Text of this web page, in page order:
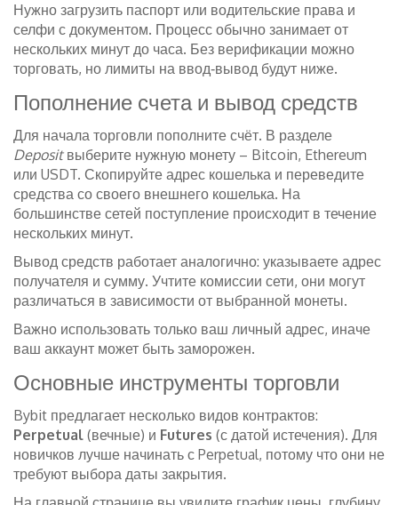
Нужно загрузить паспорт или водительские права и
селфи с документом. Процесс обычно занимает от
нескольких минут до часа. Без верификации можно
торговать, но лимиты на ввод‑вывод будут ниже.
Пополнение счета и вывод средств
Для начала торговли пополните счёт. В разделе
Depositвыберите нужную монету – Bitcoin, Ethereum
или USDT. Скопируйте адрес кошелька и переведите
средства со своего внешнего кошелька. На
большинстве сетей поступление происходит в течение
нескольких минут.
Вывод средств работает аналогично: указываете адрес
получателя и сумму. Учтите комиссии сети, они могут
различаться в зависимости от выбранной монеты.
Важно использовать только ваш личный адрес, иначе
ваш аккаунт может быть заморожен.
Основные инструменты торговли
Bybit предлагает несколько видов контрактов:
Perpetual (вечные) и Futures (с датой истечения). Для
новичков лучше начинать с Perpetual, потому что они не
требуют выбора даты закрытия.